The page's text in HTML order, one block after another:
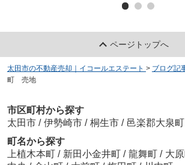
ページトップへ
太田市の不動産売却｜イコールエステート > ブログ記
町 売地
市区町村から探す
太田市 / 伊勢崎市 / 桐生市 / 邑楽郡大泉町
町名から探す
上植木本町 / 新田小金井町 / 龍舞町 / 大